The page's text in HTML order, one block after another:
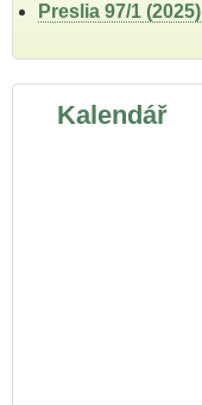
Preslia 97/1 (2025)
Kalendář